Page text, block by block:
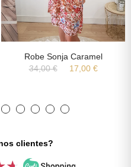
Robe Sonja Caramel
34,00 €
17,00 €
clientes?